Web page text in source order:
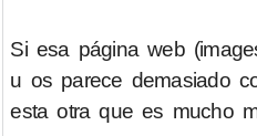
Si esa página web
u os parece demasiado
esta otra que es mucho